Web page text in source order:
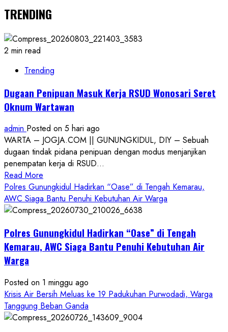
TRENDING
2 min read
Trending
Dugaan Penipuan Masuk Kerja RSUD Wonosari Seret
Oknum Wartawan
admin Posted on 5 hari ago
WARTA – JOGJA.COM || GUNUNGKIDUL, DIY – Sebuah
dugaan tindak pidana penipuan dengan modus menjanjikan
penempatan kerja di RSUD...
Read More
more
about
Dugaan
Masuk
Kerja
Seret
Oknum
Wartawan
Polres Gunungkidul Hadirkan “Oase” di Tengah Kemarau,
AWC Siaga Bantu Penuhi Kebutuhan Air Warga
Polres Gunungkidul Hadirkan “Oase” di Tengah
Kemarau, AWC Siaga Bantu Penuhi Kebutuhan Air
Warga
Posted on 1 minggu ago
Krisis Air Bersih Meluas ke 19 Padukuhan Purwodadi, Warga
Tanggung Beban Ganda